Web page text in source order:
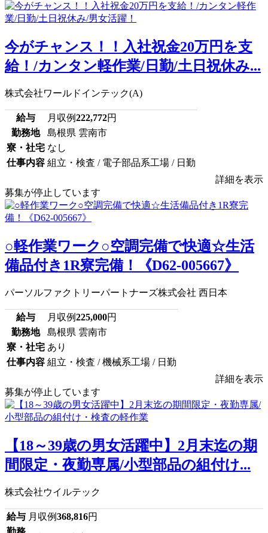
今がチャンス！！入社祝金20万円を支
給！/カンタン軽作業/日勤/土日祝休み...
株式会社ワールドインテック(A)
給与 月収例222,772円
勤務地
島根県 雲南市
寮・社宅 なし
仕事内容 組立・検査 / 電子部品系工場 / 日勤
詳細を表示
募集が停止しています
○軽作業ワーク○空調完備で快適☆生活
備品付き1R寮完備！《D62-005667》
パーソルファクトリーパートナーズ株式会社 西日本
給与 月収例225,000円
勤務地
島根県 雲南市
寮・社宅 あり
仕事内容 組立・検査 / 機械系工場 / 日勤
詳細を表示
募集が停止しています
【18～39歳の男女活躍中】2月末迄の期
間限定・夜勤専属/小型部品の組付け...
株式会社ウイルテック
給与 月収例368,816円